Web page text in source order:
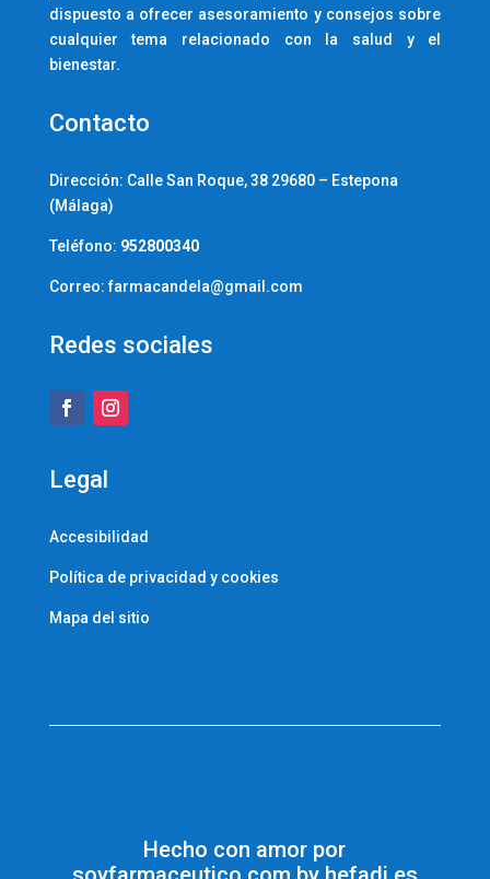
dispuesto a ofrecer asesoramiento y consejos sobre
cualquier tema relacionado con la salud y el
bienestar.
Contacto
Dirección: Calle San Roque, 38 29680 – Estepona
(Málaga)
Teléfono: 952800340
Correo: farmacandela@gmail.com
Redes sociales
Legal
Accesibilidad
Política de privacidad y cookies
Mapa del sitio
Hecho con amor por